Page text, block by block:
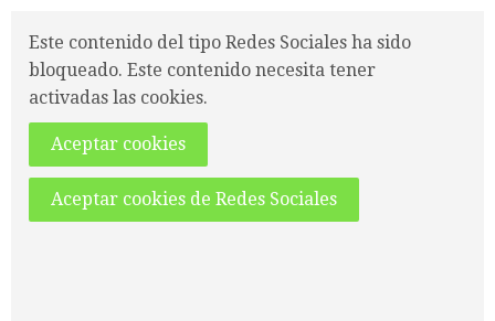
Este contenido del tipo Redes Sociales ha sido
bloqueado. Este contenido necesita tener
activadas las cookies.
Aceptar cookies
Aceptar cookies de Redes Sociales